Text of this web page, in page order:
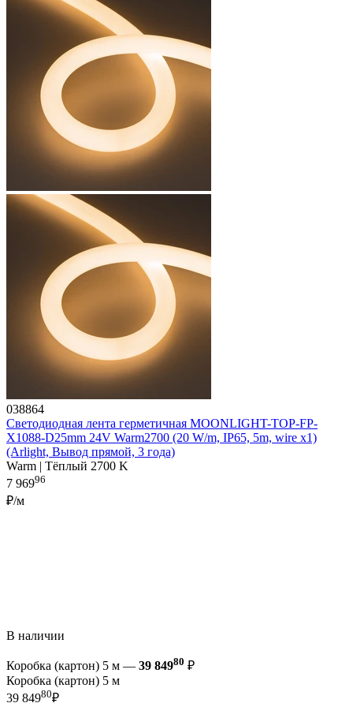
038864
Светодиодная лента герметичная MOONLIGHT-TOP-FP-
X1088-D25mm 24V Warm2700 (20 W/m, IP65, 5m, wire x1)
(Arlight, Вывод прямой, 3 года)
Warm | Тёплый 2700 K
7 96996
₽/м
В наличии
Коробка (картон) 5 м — 39 84980 ₽
Коробка (картон) 5 м
39 84980₽